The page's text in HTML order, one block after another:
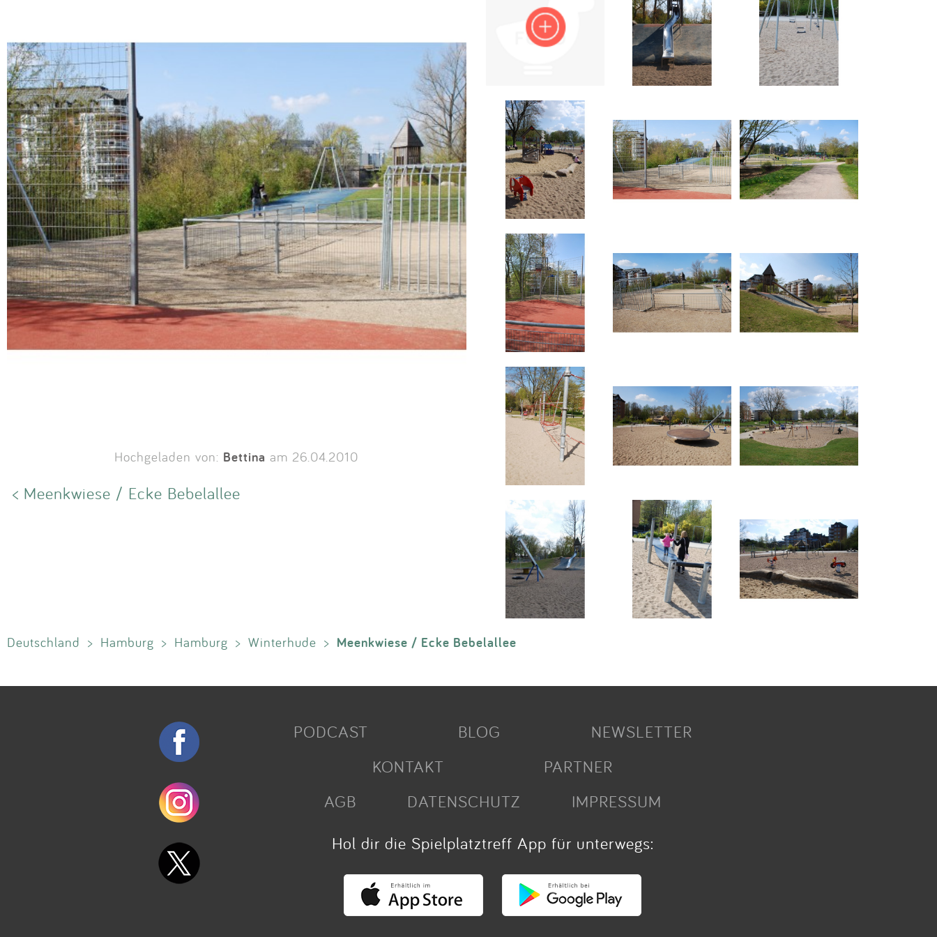
Anmelden
Hochgeladen von: Bettina am 26.04.2010
< Meenkwiese / Ecke Bebelallee
Deutschland > Hamburg > Hamburg > Winterhude > Meenkwiese / Ecke Bebelallee
PODCAST BLOG
NEWSLETTER
KONTAKT
PARTNER
AGB
DATENSCHUTZ
IMPRESSUM
Hol dir die Spielplatztreff App für unterwegs: